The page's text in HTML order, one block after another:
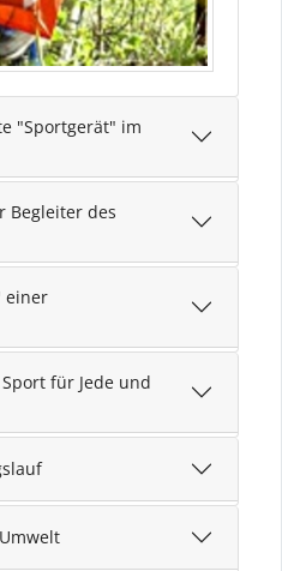
"Sportgerät" im
Begleiter des
einer
für Jede und